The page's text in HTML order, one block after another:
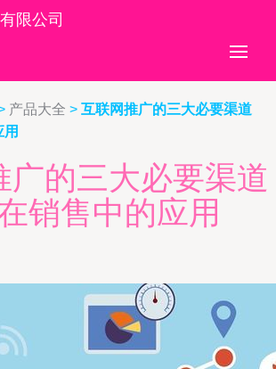
限公司
产品大全 > 互联网推广的三大必要渠道
广的三大必要渠道
销售中的应用